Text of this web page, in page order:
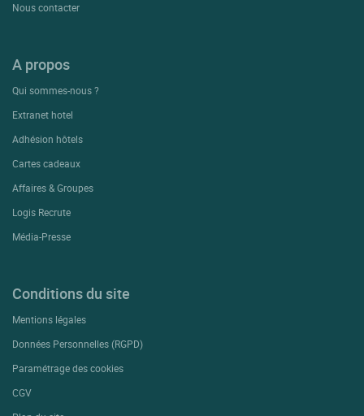
Nous contacter
A propos
Qui sommes-nous ?
Extranet hotel
Adhésion hôtels
Cartes cadeaux
Affaires & Groupes
Logis Recrute
Média-Presse
Conditions du site
Mentions légales
Données Personnelles (RGPD)
Paramétrage des cookies
CGV